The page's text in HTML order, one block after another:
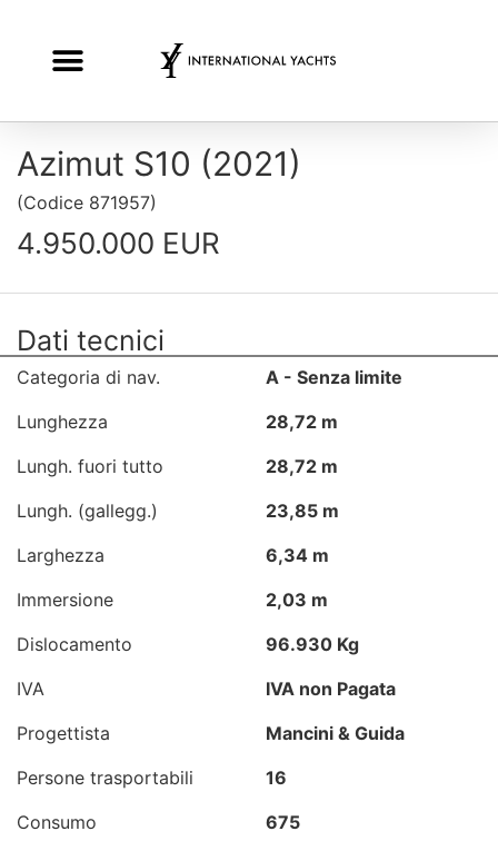
Azimut S10 (2021)
(Codice 871957)
4.950.000 EUR
Dati tecnici
Categoria di nav.
A - Senza limite
Lunghezza
28,72 m
Lungh. fuori tutto
28,72 m
Lungh. (gallegg.)
23,85 m
Larghezza
6,34 m
Immersione
2,03 m
Dislocamento
96.930 Kg
IVA
IVA non Pagata
Progettista
Mancini & Guida
Persone trasportabili
16
Consumo
675